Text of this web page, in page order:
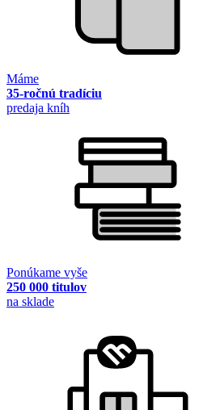
Máme
35-ročnú tradíciu
predaja kníh
Ponúkame vyše
250 000 titulov
na sklade